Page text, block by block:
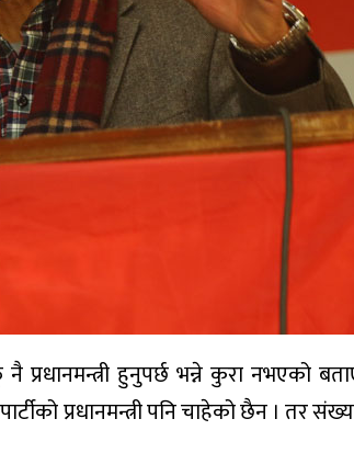
हुनुपर्छ भन्ने कुरा नभएको
प्रधानमन्त्री पनि चाहेको छैन । तर